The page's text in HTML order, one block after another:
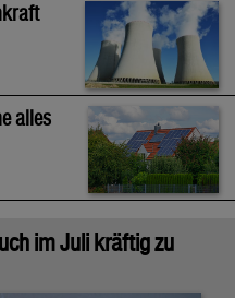
alles
im Juli kräftig zu